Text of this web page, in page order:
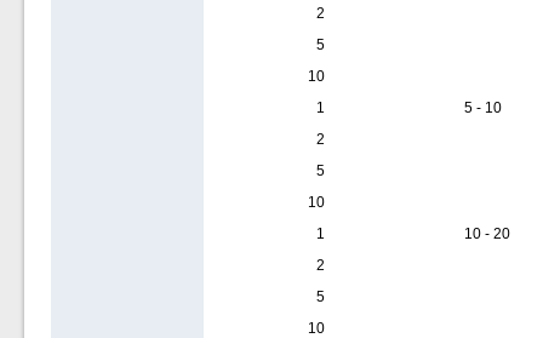
2
5
10
1
5 - 10
2
5
10
1
10 - 20
2
5
10